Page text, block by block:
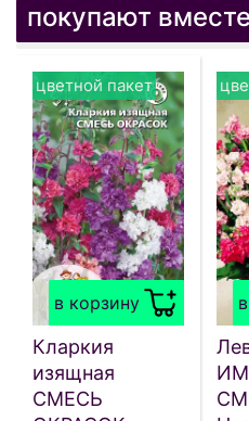
покупают вместе
в корзину
цветной пакет
Кларкия
изящная
СМЕСЬ